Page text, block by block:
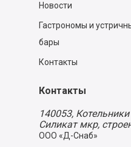
Новости
Гастрономы и
бары
Контакты
Контакты
140053,
Силикат мкр,
ООО «Д-Снаб»